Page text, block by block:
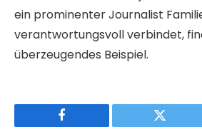
ein prominenter Journalist
verantwortungsvoll verbindet,
überzeugendes Beispiel.
Facebook Twitter